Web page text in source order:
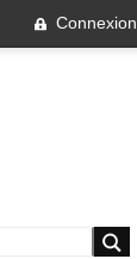
Connexion